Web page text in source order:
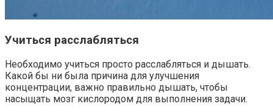
Учиться расслабляться
Необходимо учиться просто расслабляться и дышать.
Какой бы ни была причина для улучшения
концентрации, важно правильно дышать, чтобы
насыщать мозг кислородом для выполнения задачи.